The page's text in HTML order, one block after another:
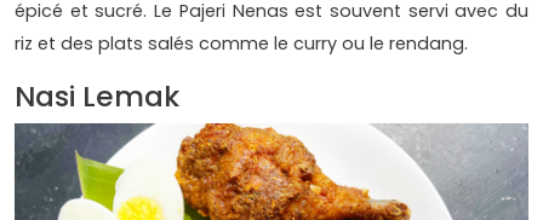
épicé et sucré. Le Pajeri Nenas est souvent servi avec du
riz et des plats salés comme le curry ou le rendang.
Nasi Lemak